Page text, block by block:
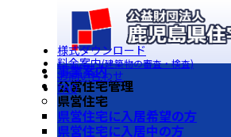
様式ダウンロード
料金案内(建築物の審査・検査)
お問い合わせ
FAQ
事業案内
公営住宅管理
県営住宅
県営住宅に入居希望の方
県営住宅に入居中の方